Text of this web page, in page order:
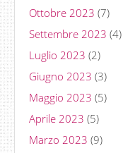
Ottobre 2023 (7)
Settembre 2023 (4)
Luglio 2023 (2)
Giugno 2023 (3)
Maggio 2023 (5)
Aprile 2023 (5)
Marzo 2023 (9)